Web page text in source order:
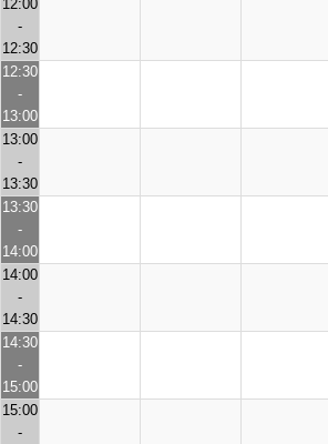
12:00
-
12:30
12:30
-
13:00
13:00
-
13:30
13:30
-
14:00
14:00
-
14:30
14:30
-
15:00
15:00
-